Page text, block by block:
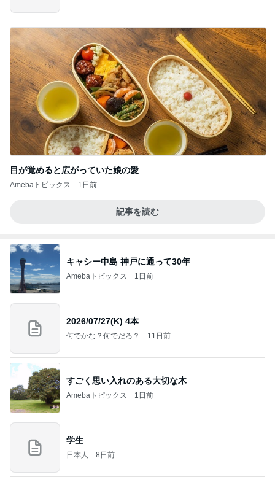
目が覚めると広がっていた娘の愛
Amebaトピックス 1日前
記事を読む
キャシー中島 神戸に通って30年
Amebaトピックス 1日前
2026/07/27(K) 4本
何でかな？何でだろ？ 11日前
すごく思い入れのある大切な木
Amebaトピックス 1日前
学生
日本人 8日前